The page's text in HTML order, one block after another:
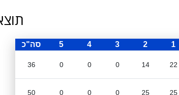
1
2
3
4
5 סה"כ
22
14
0
0
0
36
25
25
0
0
0
50